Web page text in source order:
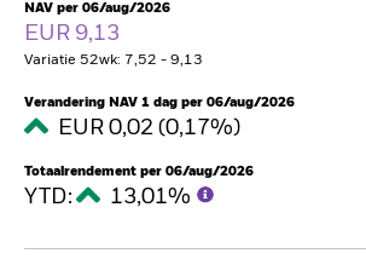
Nederland
Change location
BlackRock
NAV per 06/aug/2026
EUR 9,13
Variatie 52wk: 7,52 - 9,13
Verandering NAV 1 dag per 06/aug/2026
EUR 0,02 (0,17%)
Totaalrendement per 06/aug/2026
YTD: 13,01%